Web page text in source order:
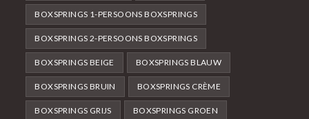
BOXSPRINGS 1-PERSOONS BOXSPRINGS
BOXSPRINGS 2-PERSOONS BOXSPRINGS
BOXSPRINGS BEIGE BOXSPRINGS BLAUW
BOXSPRINGS BRUIN BOXSPRINGS CRÈME
BOXSPRINGS GRIJS BOXSPRINGS GROEN